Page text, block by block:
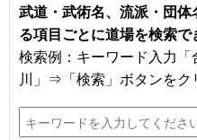
武道・武術名、流派・団
る項目ごとに道場を検索で
検索例：キーワード入力
川」⇒「検索」ボタンをク